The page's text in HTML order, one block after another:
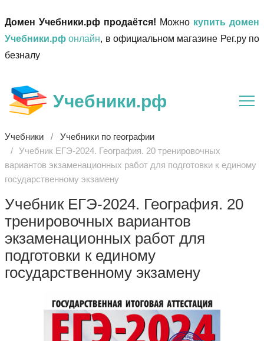
Домен Учебники.рф продаётся! Можно купить домен
Учебники.рф онлайн, в официальном магазине Рег.ру по
безналу
Учебники.рф
Учебники
Учебники по географии
Учебник ЕГЭ-2024. География. 20 тренировочных
вариантов экзаменационных работ для подготовки к единому
государственному экзамену
Учебник ЕГЭ-2024. География. 20
тренировочных вариантов
экзаменационных работ для
подготовки к единому
государственному экзамену